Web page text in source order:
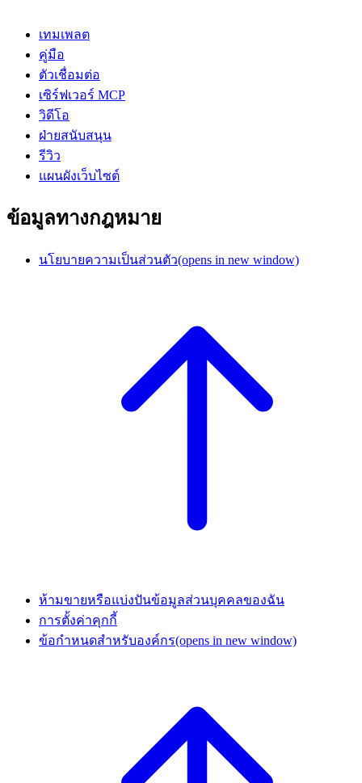
เทมเพลต
คู่มือ
ตัวเชื่อมต่อ
เซิร์ฟเวอร์ MCP
วิดีโอ
ฝ่ายสนับสนุน
รีวิว
แผนผังเว็บไซต์
ข้อมูลทางกฎหมาย
นโยบายความเป็นส่วนตัว(opens in new window)
ห้ามขายหรือแบ่งปันข้อมูลส่วนบุคคลของฉัน
การตั้งค่าคุกกี้
ข้อกำหนดสำหรับองค์กร(opens in new window)